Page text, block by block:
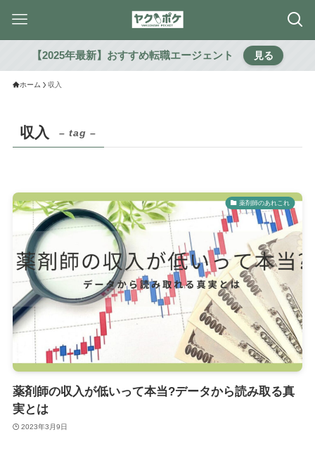
【2025年最新】おすすめ転職エージェント 見る
ホーム 収入
収入 – tag –
薬剤師のあれこれ
薬剤師の収入が低いって本当?データから読み取る真
実とは
2023年3月9日